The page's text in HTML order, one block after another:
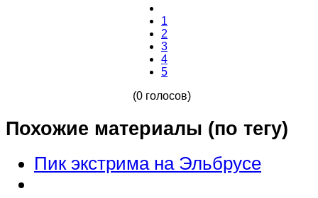
1
2
3
4
5
(0 голосов)
Похожие материалы (по тегу)
Пик экстрима на Эльбрусе